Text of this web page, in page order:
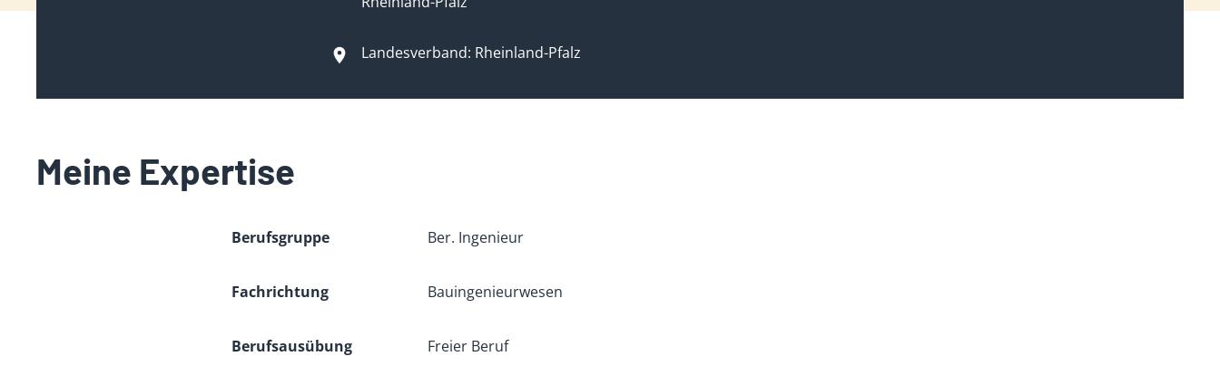
Landesverband: Rheinland-Pfalz
Meine Expertise
Berufsgruppe Ber. Ingenieur
Fachrichtung Bauingenieurwesen
Berufsausübung Freier Beruf